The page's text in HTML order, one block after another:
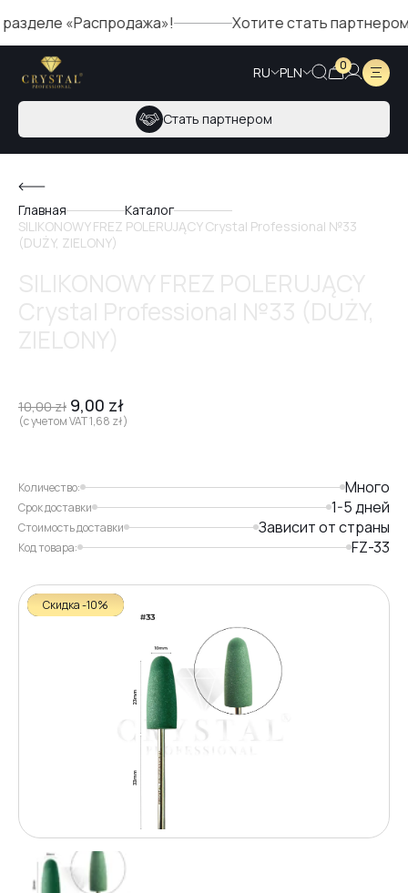
«Распродажа»! Хотите стать партнером
RU PLN 0
Стать партнером
Главная
Каталог
SILIKONOWY FREZ POLERUJĄCY Crystal Professional №33
(DUŻY, ZIELONY)
10,00zł 9,00 zł
(с учетом VAT1,68 zł)
Количество: Много
Срок доставки 1-5 дней
Стоимость доставки Зависит от страны
Код товара: FZ-33
Скидка -10%